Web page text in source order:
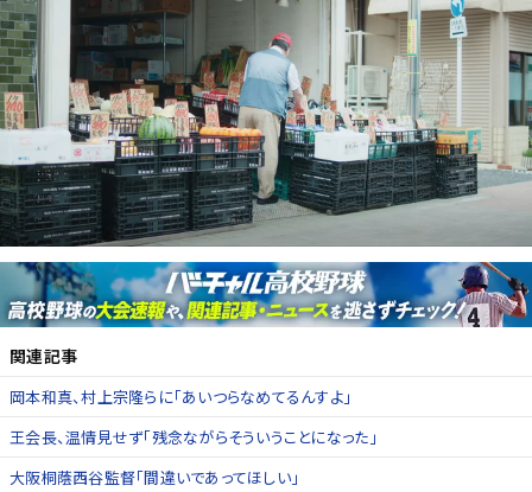
関連記事
岡本和真、村上宗隆らに「あいつらなめてるんすよ」
王会長、温情見せず「残念ながらそういうことになった」
大阪桐蔭西谷監督「間違いであってほしい」